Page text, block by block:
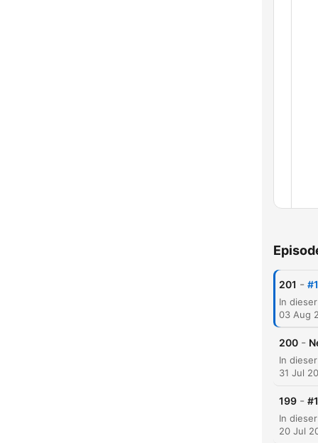
201 -
03 Aug
200 -
31 Jul
199 -
20 Jul